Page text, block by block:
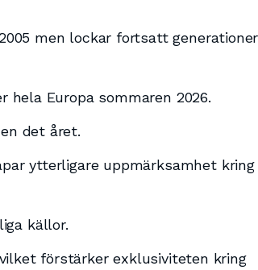
men lockar fortsatt generationer
hela Europa sommaren 2026.
det året.
ytterligare uppmärksamhet kring
källor.
förstärker exklusiviteten kring